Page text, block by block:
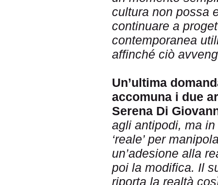
cultura non possa
continuare a
contemporanea
affinché ciò
Un’ultima
accomuna i due
Serena Di
agli antipodi, ma
‘reale’ per
un’adesione alla
poi la modifica. Il
riporta la realtà